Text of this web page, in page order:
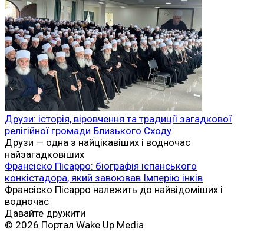
Друзи: історія, віровчення та традиції загадкової
релігійної громади Близького Сходу
Друзи — одна з найцікавіших і водночас
найзагадковіших
Франсіско Пісарро: біографія іспанського
конкістадора, який завоював Імперію інків
Франсіско Пісарро належить до найвідоміших і
водночас
Давайте дружити
© 2026 Портал Wake Up Media